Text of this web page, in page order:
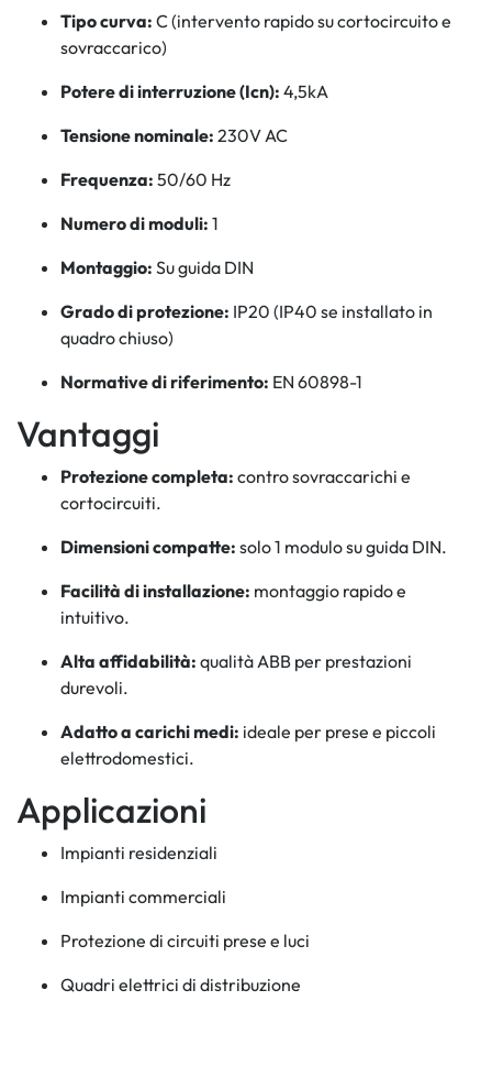
Tipo curva: C (intervento rapido su cortocircuito e
sovraccarico)
Potere di interruzione (Icn): 4,5kA
Tensione nominale: 230V AC
Frequenza: 50/60 Hz
Numero di moduli: 1
Montaggio: Su guida DIN
Grado di protezione: IP20 (IP40 se installato in
quadro chiuso)
Normative di riferimento: EN 60898-1
Vantaggi
Protezione completa: contro sovraccarichi e
cortocircuiti.
Dimensioni compatte: solo 1 modulo su guida DIN.
Facilità di installazione: montaggio rapido e
intuitivo.
Alta affidabilità: qualità ABB per prestazioni
durevoli.
Adatto a carichi medi: ideale per prese e piccoli
elettrodomestici.
Applicazioni
Impianti residenziali
Impianti commerciali
Protezione di circuiti prese e luci
Quadri elettrici di distribuzione